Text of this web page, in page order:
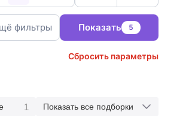
фильтры Показать 5
Сбросить параметры
1 Показать все подборки